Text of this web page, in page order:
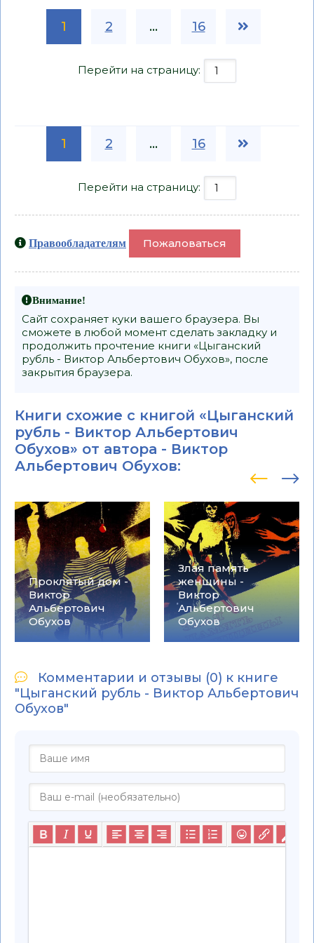
1 2 ... 16
Перейти на страницу:
1 2 ... 16
Перейти на страницу:
Правообладателям Пожаловаться
Внимание!
Сайт сохраняет куки вашего браузера. Вы
сможете в любой момент сделать закладку и
продолжить прочтение книги «Цыганский
рубль - Виктор Альбертович Обухов», после
закрытия браузера.
Книги схожие с книгой «Цыганский
рубль - Виктор Альбертович
Обухов» от автора - Виктор
Альбертович Обухов:
Проклятый дом -
Виктор
Альбертович
Обухов
Злая память
женщины -
Виктор
Альбертович
Обухов
Комментарии и отзывы (0) к книге
"Цыганский рубль - Виктор Альбертович
Обухов"